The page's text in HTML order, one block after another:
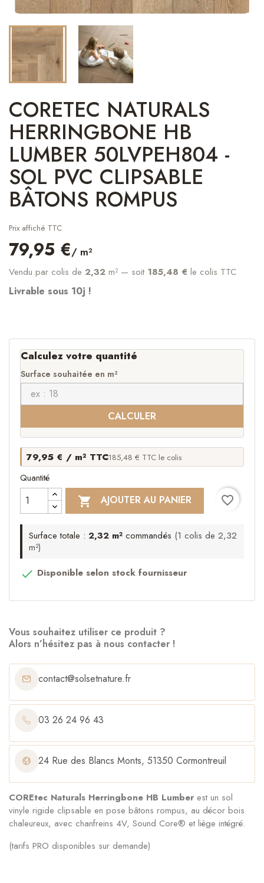
CORETEC NATURALS
HERRINGBONE HB
LUMBER 50LVPEH804 -
SOL PVC CLIPSABLE
BÂTONS ROMPUS
Prix affiché TTC
79,95 €/ m²
Vendu par colis de 2,32 m² — soit 185,48 € le colis TTC
Livrable sous 10j !
Calculez votre quantité
Surface souhaitée en m²
CALCULER
79,95 € / m² TTC185,48 € TTC le colis
Quantité
 AJOUTER AU PANIER favorite_border
Surface totale : 2,32 m²commandés (1 colis de 2,32
m²)
 Disponible selon stock fournisseur
Vous souhaitez utiliser ce produit ?
Alors n’hésitez pas à nous contacter !
contact@solsetnature.fr
03 26 24 96 43
24 Rue des Blancs Monts, 51350 Cormontreuil
COREtec Naturals Herringbone HB Lumber est un sol
vinyle rigide clipsable en pose bâtons rompus, au décor bois
chaleureux, avec chanfreins 4V, Sound Core® et liège intégré.
(tarifs PRO disponibles sur demande)